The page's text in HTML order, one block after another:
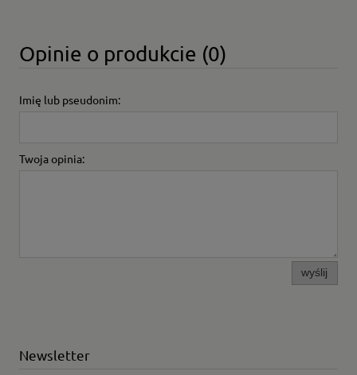
Opinie o produkcie (0)
Imię lub pseudonim:
Twoja opinia:
wyślij
Newsletter